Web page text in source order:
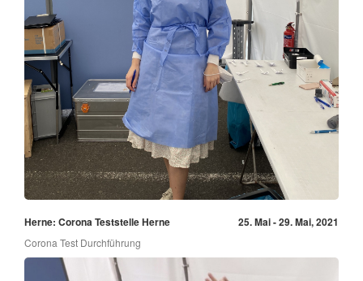
Herne: Corona Teststelle Herne 25. Mai - 29. Mai, 2021
Corona Test Durchführung